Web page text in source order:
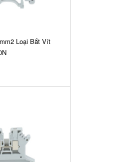
Loại Bắt Vít